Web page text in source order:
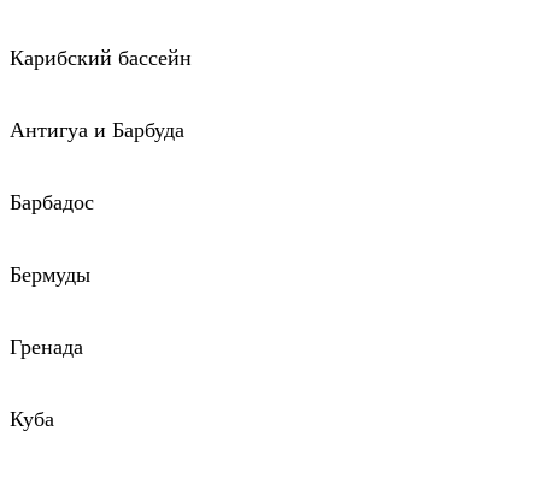
Карибский бассейн
Антигуа и Барбуда
Барбадос
Бермуды
Гренада
Куба